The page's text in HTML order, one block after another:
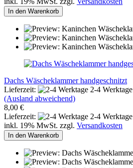
In den Warenkorb
Dachs Wäscheklammer handgeschnitzt
Lieferzeit:
2-4 Werktage
(Ausland abweichend)
8,00 €
Lieferzeit:
2-4 Werktage
inkl. 19% MwSt. zzgl. Versandkosten
In den Warenkorb